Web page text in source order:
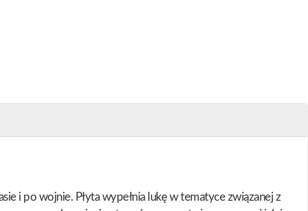
i po wojnie. Płyta wypełnia lukę w tematyce związanej z